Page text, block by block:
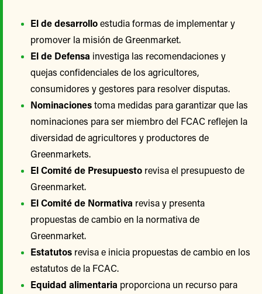
El de desarrolloestudia formas de implementar y
promover la misión de Greenmarket.
El de Defensa investiga las recomendaciones y
quejas confidenciales de los agricultores,
consumidores y gestores para resolver disputas.
Nominacionestoma medidas para garantizar que las
nominaciones para ser miembro del FCAC reflejen la
diversidad de agricultores y productores de
Greenmarkets.
El Comité de Presupuesto revisa el presupuesto de
Greenmarket.
El Comité de Normativa revisa y presenta
propuestas de cambio en la normativa de
Greenmarket.
Estatutos revisa e inicia propuestas de cambio en los
estatutos de la FCAC.
Equidad alimentaria proporciona un recurso para